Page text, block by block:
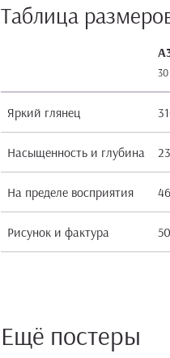
Таблица
Яркий глянец
Насыщенность и глубина
На пределе восприятия
Рисунок и фактура
Ещё постеры